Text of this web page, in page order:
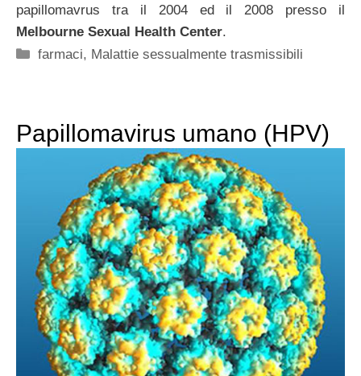
papillomavrus tra il 2004 ed il 2008 presso il
Melbourne Sexual Health Center.
Categorie
farmaci, Malattie sessualmente trasmissibili
Papillomavirus umano (HPV)